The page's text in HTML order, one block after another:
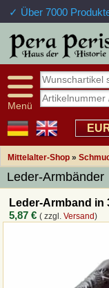
✓ Über 7000
Menü
Mittelalter-Shop »
Leder-Armbänder
Leder-Armband in
5,87 € ( zzgl.Versand)
Große Auswahl
Verfügbarkeitsanzeige
Sendungsverfolgung
Intelligente Navigation
Freundlicher Service
Übersicht Mittelalter-
Impressum
Widerrufsfunktion